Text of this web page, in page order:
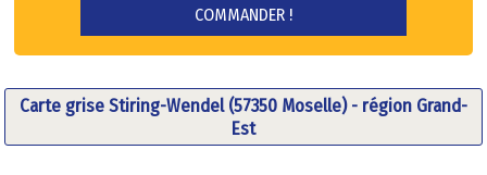
Carte grise Stiring-Wendel (57350 Moselle) - région Grand-
Est